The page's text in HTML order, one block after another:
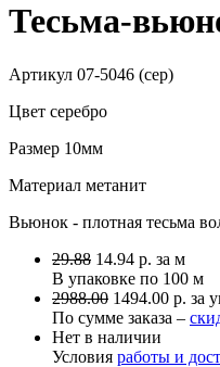
Тесьма-
Артикул 07-5046 (сер)
Цвет серебро
Размер 10мм
Материал метанит
Вьюнок - плотная тесьма
29.88 14.94 р. за м
В упаковке по 100 м
2988.00 1494.00 р. за
По сумме заказа –
Нет в наличии
Условия работы и